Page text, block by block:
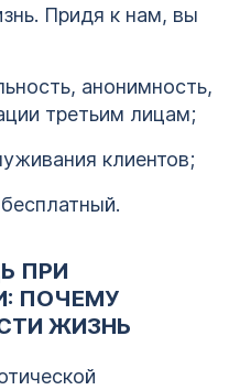
Придя к нам, вы
анонимность,
третьим лицам;
клиентов;
ПРИ
ПОЧЕМУ
ЖИЗНЬ